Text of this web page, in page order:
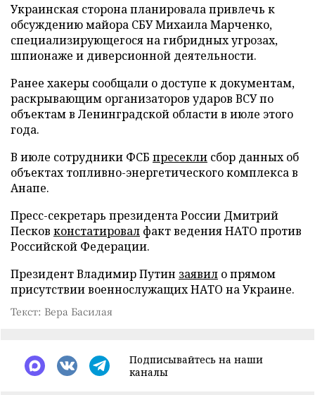
Украинская сторона планировала привлечь к
обсуждению майора СБУ Михаила Марченко,
специализирующегося на гибридных угрозах,
шпионаже и диверсионной деятельности.
Ранее хакеры сообщали о доступе к документам,
раскрывающим организаторов ударов ВСУ по
объектам в Ленинградской области в июле этого
года.
В июле сотрудники ФСБ пресекли сбор данных об
объектах топливно-энергетического комплекса в
Анапе.
Пресс-секретарь президента России Дмитрий
Песков констатировал факт ведения НАТО против
Российской Федерации.
Президент Владимир Путин заявил о прямом
присутствии военнослужащих НАТО на Украине.
Текст: Вера Басилая
Подписывайтесь на наши
каналы